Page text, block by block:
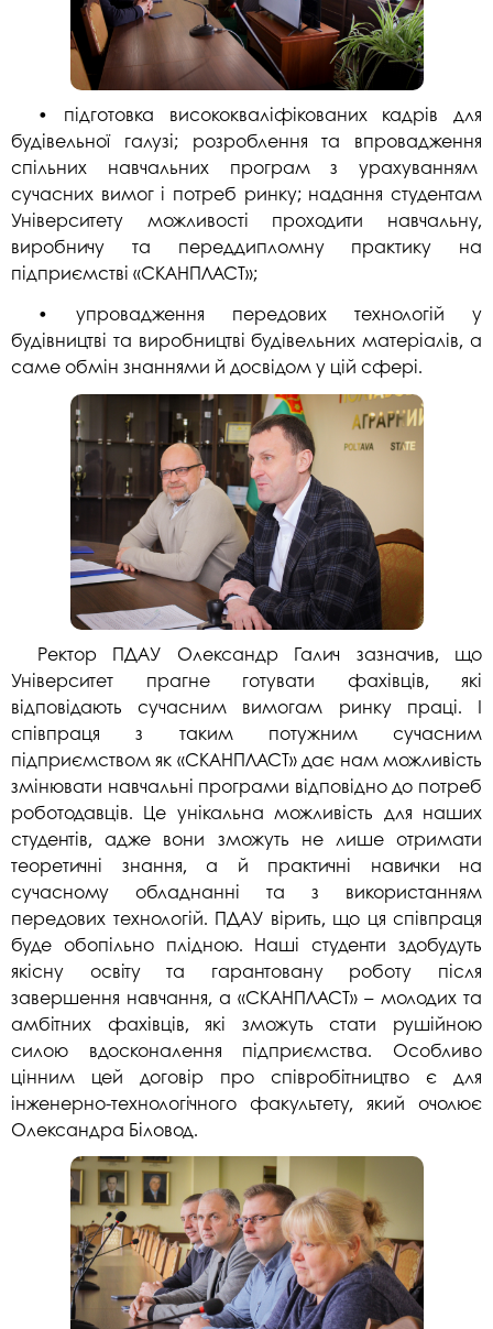
• підготовка висококваліфікованих кадрів для
будівельної галузі; розроблення та впровадження
спільних навчальних програм з урахуванням
сучасних вимог і потреб ринку; надання студентам
Університету можливості проходити навчальну,
виробничу та переддипломну практику на
підприємстві «СКАНПЛАСТ»;
• упровадження передових технологій у
будівництві та виробництві будівельних матеріалів, а
саме обмін знаннями й досвідом у цій сфері.
Ректор ПДАУ Олександр Галич зазначив, що
Університет прагне готувати фахівців, які
відповідають сучасним вимогам ринку праці. І
співпраця з таким потужним сучасним
підприємством як «СКАНПЛАСТ» дає нам можливість
змінювати навчальні програми відповідно до потреб
роботодавців. Це унікальна можливість для наших
студентів, адже вони зможуть не лише отримати
теоретичні знання, а й практичні навички на
сучасному обладнанні та з використанням
передових технологій. ПДАУ вірить, що ця співпраця
буде обопільно плідною. Наші студенти здобудуть
якісну освіту та гарантовану роботу після
завершення навчання, а «СКАНПЛАСТ» – молодих та
амбітних фахівців, які зможуть стати рушійною
силою вдосконалення підприємства. Особливо
цінним цей договір про співробітництво є для
інженерно-технологічного факультету, який очолює
Олександра Біловод.